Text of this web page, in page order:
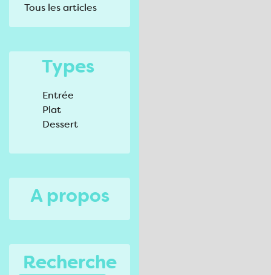
Tous les articles
Types
Entrée
Plat
Dessert
A propos
Recherche